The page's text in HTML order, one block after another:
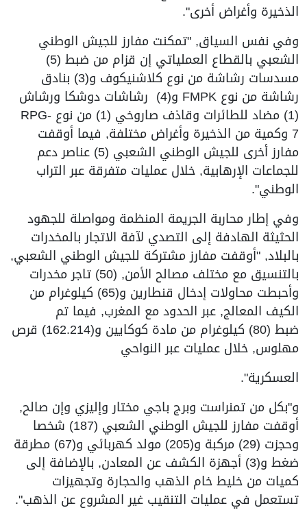
الذخيرة وأغراض أخرى".
وفي نفس السياق, "تمكنت مفارز للجيش الوطني
الشعبي بالقطاع العملياتي إن قزام من ضبط (5)
مسدسات رشاشة من نوع كلاشنيكوف و(3) بنادق
رشاشة من نوع FMPK و(4) رشاشات دوشكا ورشاش
(1) مضاد للطائرات وقاذف صاروخي (1) من نوع RPG-
7 وكمية من الذخيرة وأغراض مختلفة, فيما أوقفت
مفارز أخرى للجيش الوطني الشعبي (5) عناصر دعم
للجماعات الإرهابية, خلال عمليات متفرقة عبر التراب
الوطني".
وفي إطار محاربة الجريمة المنظمة ومواصلة للجهود
الحثيثة الهادفة إلى التصدي لآفة الاتجار بالمخدرات
بالبلاد, "أوقفت مفارز مشتركة للجيش الوطني الشعبي,
بالتنسيق مع مختلف مصالح الأمن, (50) تاجر مخدرات
وأحبطت محاولات إدخال قنطارين و(65) كيلوغرام من
الكيف المعالج, عبر الحدود مع المغرب, فيما تم
ضبط (80) كيلوغرام من مادة كوكايين و(162.214) قرص
مهلوس, خلال عمليات عبر النواحي
العسكرية".
و"بكل من تمنراست وبرج باجي مختار وإليزي وإن صالح,
أوقفت مفارز للجيش الوطني الشعبي (187) شخصا
وحجزت (29) مركبة و(205) مولد كهربائي و(67) مطرقة
ضغط و(3) أجهزة الكشف عن المعادن, بالإضافة إلى
كميات من خليط خام الذهب والحجارة وتجهيزات
تستعمل في عمليات التنقيب غير المشروع عن الذهب".